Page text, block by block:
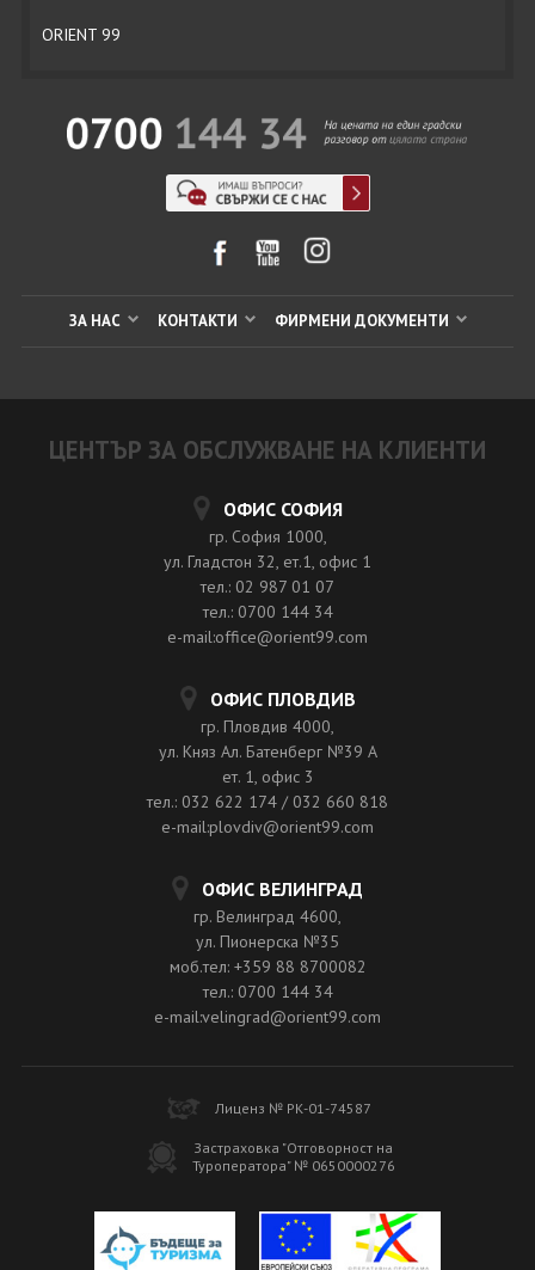
ORIENT 99
ЗА НАС КОНТАКТИ ФИРМЕНИ ДОКУМЕНТИ
ЦЕНТЪР ЗА ОБСЛУЖВАНЕ НА КЛИЕНТИ
ОФИС СОФИЯ
гр. София 1000,
ул. Гладстон 32, ет.1, офис 1
тел.: 02 987 01 07
тел.: 0700 144 34
e-mail:office@orient99.com
ОФИС ПЛОВДИВ
гр. Пловдив 4000,
ул. Княз Ал. Батенберг №39 A
ет. 1, офис 3
тел.: 032 622 174 / 032 660 818
e-mail:plovdiv@orient99.com
ОФИС ВЕЛИНГРАД
гр. Велинград 4600,
ул. Пионерска №35
моб.тел: +359 88 8700082
тел.: 0700 144 34
e-mail:velingrad@orient99.com
Лиценз № РК-01-74587
Застраховка "Отговорност на
Туроператора" № 0650000276